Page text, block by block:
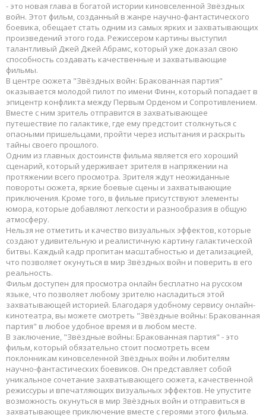
- это новая глава в богатой истории киновселенной Звёздных
войн. Этот фильм, созданный в жанре научно-фантастического
боевика, обещает стать одним из самых ярких и захватывающих
произведений этого года. Режиссером картины выступил
талантливый Джей Джей Абрамс, который уже доказал свою
способность создавать качественные и захватывающие
фильмы.
В центре сюжета "Звёздных войн: Бракованная партия"
оказывается молодой пилот по имени Финн, который попадает в
эпицентр конфликта между Первым Орденом и Сопротивлением.
Вместе с ним зритель отправится в захватывающее
путешествие по галактике, где ему предстоит столкнуться с
опасными пришельцами, пройти через испытания и раскрыть
тайны своего прошлого.
Одним из главных достоинств фильма является его хороший
сценарий, который удерживает зрителя в напряжении на
протяжении всего просмотра. Зрителя ждут неожиданные
повороты сюжета, яркие боевые сцены и захватывающие
приключения. Кроме того, в фильме присутствуют элементы
юмора, которые добавляют легкости и разнообразия в общую
атмосферу.
Нельзя не отметить и качество визуальных эффектов, которые
создают удивительную и реалистичную картину галактической
битвы. Каждый кадр пропитан масштабностью и детализацией,
что позволяет окунуться в мир Звёздных войн и поверить в его
реальность.
Фильм доступен для просмотра онлайн бесплатно на русском
языке, что позволяет любому зрителю насладиться этой
захватывающей историей. Благодаря удобному сервису онлайн-
кинотеатра, вы можете смотреть "Звёздные войны: Бракованная
партия" в любое удобное время и в любом месте.
В заключение, "Звёздные войны: Бракованная партия" - это
фильм, который обязательно стоит посмотреть всем
поклонникам киновселенной Звёздных войн и любителям
научно-фантастических боевиков. Он представляет собой
уникальное сочетание захватывающего сюжета, качественной
режиссуры и впечатляющих визуальных эффектов. Не упустите
возможность окунуться в мир Звёздных войн и отправиться в
захватывающее приключение вместе с героями этого фильма.